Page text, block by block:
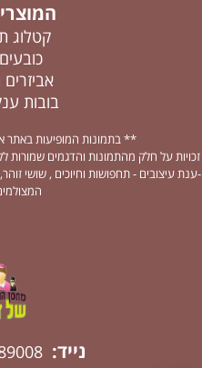
קטלוג
בובות
** בתמונות המופיעות באתר
זכויות על חלק מהתמונות והדגמים שמורות
נייד: 050-